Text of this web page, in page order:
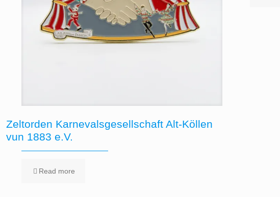
Zeltorden Karnevalsgesellschaft Alt-Köllen
vun 1883 e.V.
Read more